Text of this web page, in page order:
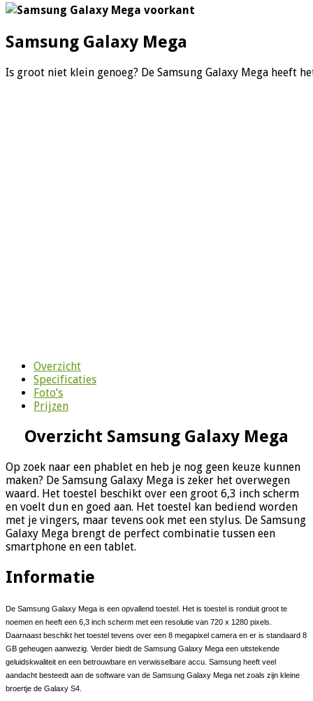
Samsung Galaxy Mega
Is groot niet klein genoeg? De Samsung Galaxy Mega heeft
Overzicht
Specificaties
Foto’s
Prijzen
Overzicht Samsung Galaxy Mega
Op zoek naar een phablet en heb je nog geen keuze kunnen
maken? De Samsung Galaxy Mega is zeker het overwegen
waard. Het toestel beschikt over een groot 6,3 inch scherm
en voelt dun en goed aan. Het toestel kan bediend worden
met je vingers, maar tevens ook met een stylus. De Samsung
Galaxy Mega brengt de perfect combinatie tussen een
smartphone en een tablet.
Informatie
De Samsung Galaxy Mega is een opvallend toestel. Het is toestel is ronduit groot te
noemen en heeft een 6,3 inch scherm met een resolutie van 720 x 1280 pixels.
Daarnaast beschikt het toestel tevens over een 8 megapixel camera en er is standaard 8
GB geheugen aanwezig. Verder biedt de Samsung Galaxy Mega een uitstekende
geluidskwaliteit en een betrouwbare en verwisselbare accu. Samsung heeft veel
aandacht besteedt aan de software van de Samsung Galaxy Mega net zoals zijn kleine
broertje de Galaxy S4.